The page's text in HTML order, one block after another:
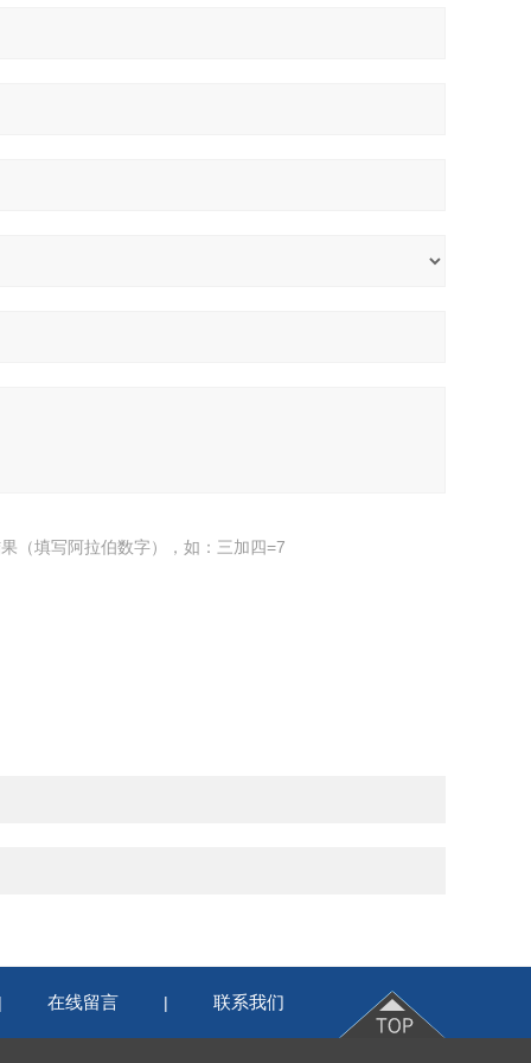
（填写阿拉伯数字），如：三加四=7
在线留言 | 联系我们